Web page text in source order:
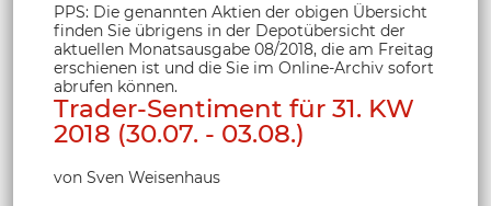
PPS: Die genannten Aktien der obigen Übersicht
finden Sie übrigens in der Depotübersicht der
aktuellen Monatsausgabe 08/2018, die am Freitag
erschienen ist und die Sie im Online-Archiv sofort
abrufen können.
Trader-Sentiment für 31. KW
2018 (30.07. - 03.08.)
von Sven Weisenhaus